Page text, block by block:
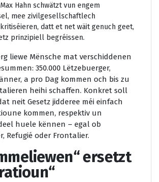
Hahn schwätzt vun engem
mee zivilgesellschaftlech
datt et net wäit genuch geet,
prinzipiell begréissen.
liewe Mënsche mat verschiddenen
350.000 Lëtzebuerger,
a pro Dag kommen och bis zu
heihi schaffen. Konkret soll
neit Gesetz jidderee méi einfach
kommen, respektiv un
huele kënnen – egal ob
Refugié oder Frontalier.
ersetzt